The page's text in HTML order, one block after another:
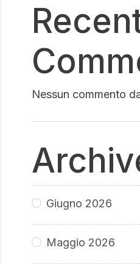
Nessun commento
Giugno 2026
Maggio 2026